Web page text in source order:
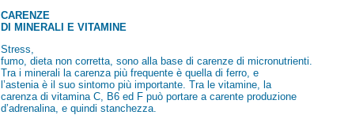
CARENZE
DI MINERALI E VITAMINE
Stress,
fumo, dieta non corretta, sono alla base di carenze di micronutrienti.
Tra i minerali la carenza più frequente è quella di ferro, e
l’astenia è il suo sintomo più importante. Tra le vitamine, la
carenza di vitamina C, B6 ed F può portare a carente produzione
d’adrenalina, e quindi stanchezza.